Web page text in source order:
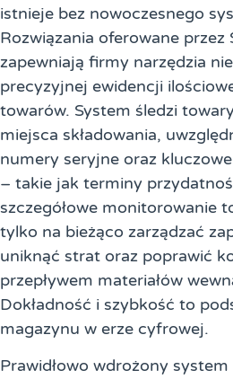
istnieje bez nowoczesnego
Rozwiązania oferowane
zapewniają firmy narzędzia
precyzyjnej ewidencji
towarów. System śledzi
miejsca składowania,
numery seryjne oraz
– takie jak terminy
szczegółowe monitorowanie
tylko na bieżąco zarządzać
uniknąć strat oraz poprawić
przepływem materiałów
Dokładność i szybkość to
magazynu w erze cyfrowej.
Prawidłowo wdrożony system